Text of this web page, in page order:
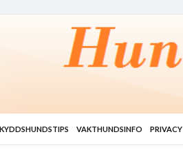
VAKTHUNDSINFO PRIVACY